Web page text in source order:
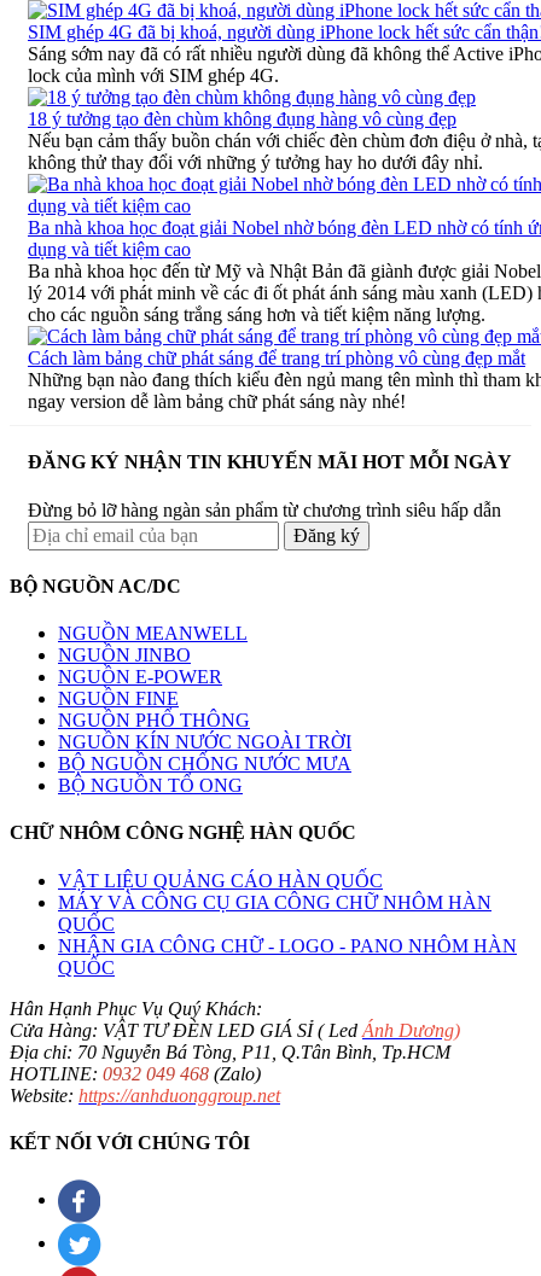
SIM ghép 4G đã bị khoá, người dùng iPhone lock hết sức cẩn
Sáng sớm nay đã có rất nhiều người dùng đã không thể Active
lock của mình với SIM ghép 4G.
18 ý tưởng tạo đèn chùm không đụng hàng vô cùng đẹp
Nếu bạn cảm thấy buồn chán với chiếc đèn chùm đơn điệu ở nhà,
không thử thay đổi với những ý tưởng hay ho dưới đây nhỉ.
Ba nhà khoa học đoạt giải Nobel nhờ bóng đèn LED nhờ có tính
dụng và tiết kiệm cao
Ba nhà khoa học đến từ Mỹ và Nhật Bản đã giành được giải
lý 2014 với phát minh về các đi ốt phát ánh sáng màu xanh (LED)
cho các nguồn sáng trắng sáng hơn và tiết kiệm năng lượng.
Cách làm bảng chữ phát sáng để trang trí phòng vô cùng đẹp mắt
Những bạn nào đang thích kiểu đèn ngủ mang tên mình thì tham
ngay version dễ làm bảng chữ phát sáng này nhé!
ĐĂNG KÝ NHẬN TIN KHUYẾN MÃI HOT MỖI NGÀY
Đừng bỏ lỡ hàng ngàn sản phẩm từ chương trình siêu hấp dẫn
BỘ NGUỒN AC/DC
NGUỒN MEANWELL
NGUỒN JINBO
NGUỒN E-POWER
NGUỒN FINE
NGUỒN PHỔ THÔNG
NGUỒN KÍN NƯỚC NGOÀI TRỜI
BỘ NGUỒN CHỐNG NƯỚC MƯA
BỘ NGUỒN TỔ ONG
CHỮ NHÔM CÔNG NGHỆ HÀN QUỐC
VẬT LIỆU QUẢNG CÁO HÀN QUỐC
MÁY VÀ CÔNG CỤ GIA CÔNG CHỮ NHÔM HÀN
QUỐC
NHẬN GIA CÔNG CHỮ - LOGO - PANO NHÔM HÀN
QUỐC
Hân Hạnh Phục Vụ Quý Khách:
Cửa Hàng: VẬT TƯ ĐÈN LED GIÁ SỈ ( Led Ánh Dương)
Địa chỉ: 70 Nguyễn Bá Tòng, P11, Q.Tân Bình, Tp.HCM
HOTLINE: 0932 049 468 (Zalo)
Website: https://anhduonggroup.net
KẾT NỐI VỚI CHÚNG TÔI